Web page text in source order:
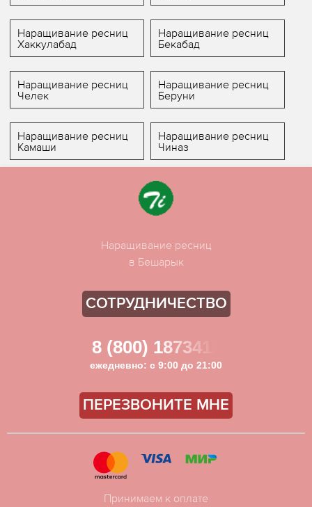
Наращивание ресниц
Хаккулабад
Наращивание ресниц
Бекабад
Наращивание ресниц
Челек
Наращивание ресниц
Беруни
Наращивание ресниц
Камаши
Наращивание ресниц
Чиназ
Наращивание ресниц
в Бешарык
СОТРУДНИЧЕСТВО
8 (800) 1873411
ежедневно: с 9:00 до 21:00
ПЕРЕЗВОНИТЕ МНЕ
Принимаем к оплате